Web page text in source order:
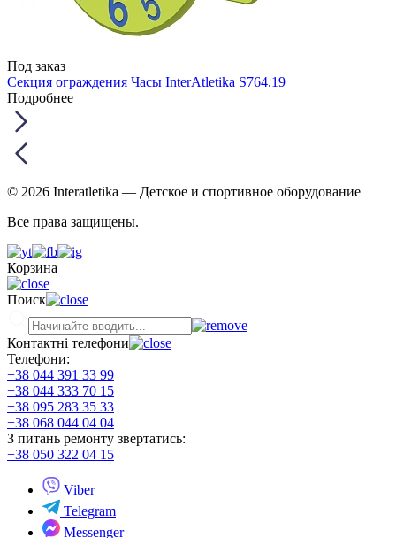
Под заказ
Секция ограждения Часы InterAtletika S764.19
Подробнее
© 2026 Interatletika — Детское и спортивное оборудование
Все права защищены.
Корзина
Поиск
Контактні телефони
Телефони:
+38 044 391 33 99
+38 044 333 70 15
+38 095 283 35 33
+38 068 044 04 04
З питань ремонту звертатись:
+38 050 322 04 15
Viber
Telegram
Messenger